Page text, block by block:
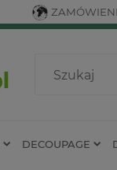
DECOUPAGE